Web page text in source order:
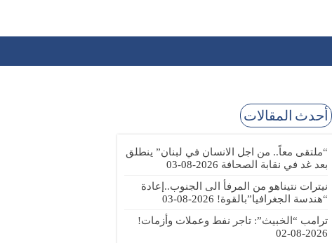
أحدث المقالات
“ملتقى معاً.. من اجل الانسان في لبنان” ينطلق
بعد غد في نقابة الصحافة 2026-08-03
نيترات نتيناهو من المرفأ الى الجنوب..إعادة
“هندسة الجغرافيا”بالقوة! 2026-08-03
ترامب “الخبيث”: تاجر نفط وعملات وأزمات!
2026-08-02